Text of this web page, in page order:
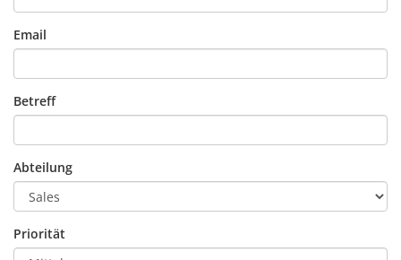
Email
Betreff
Abteilung
Priorität